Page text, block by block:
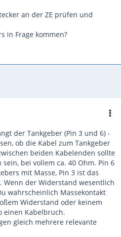
an der ZE prüfen und
in Frage kommen?
der Tankgeber (Pin 3 und 6) -
ob die Kabel zum Tankgeber
beiden Kabelenden sollte
bei vollem ca. 40 Ohm. Pin 6
mit Masse, Pin 3 ist das
Wenn der Widerstand wesentlich
wahrscheinlich Massekontakt
Widerstand oder keinem
einen Kabelbruch.
gleich mehrere relevante